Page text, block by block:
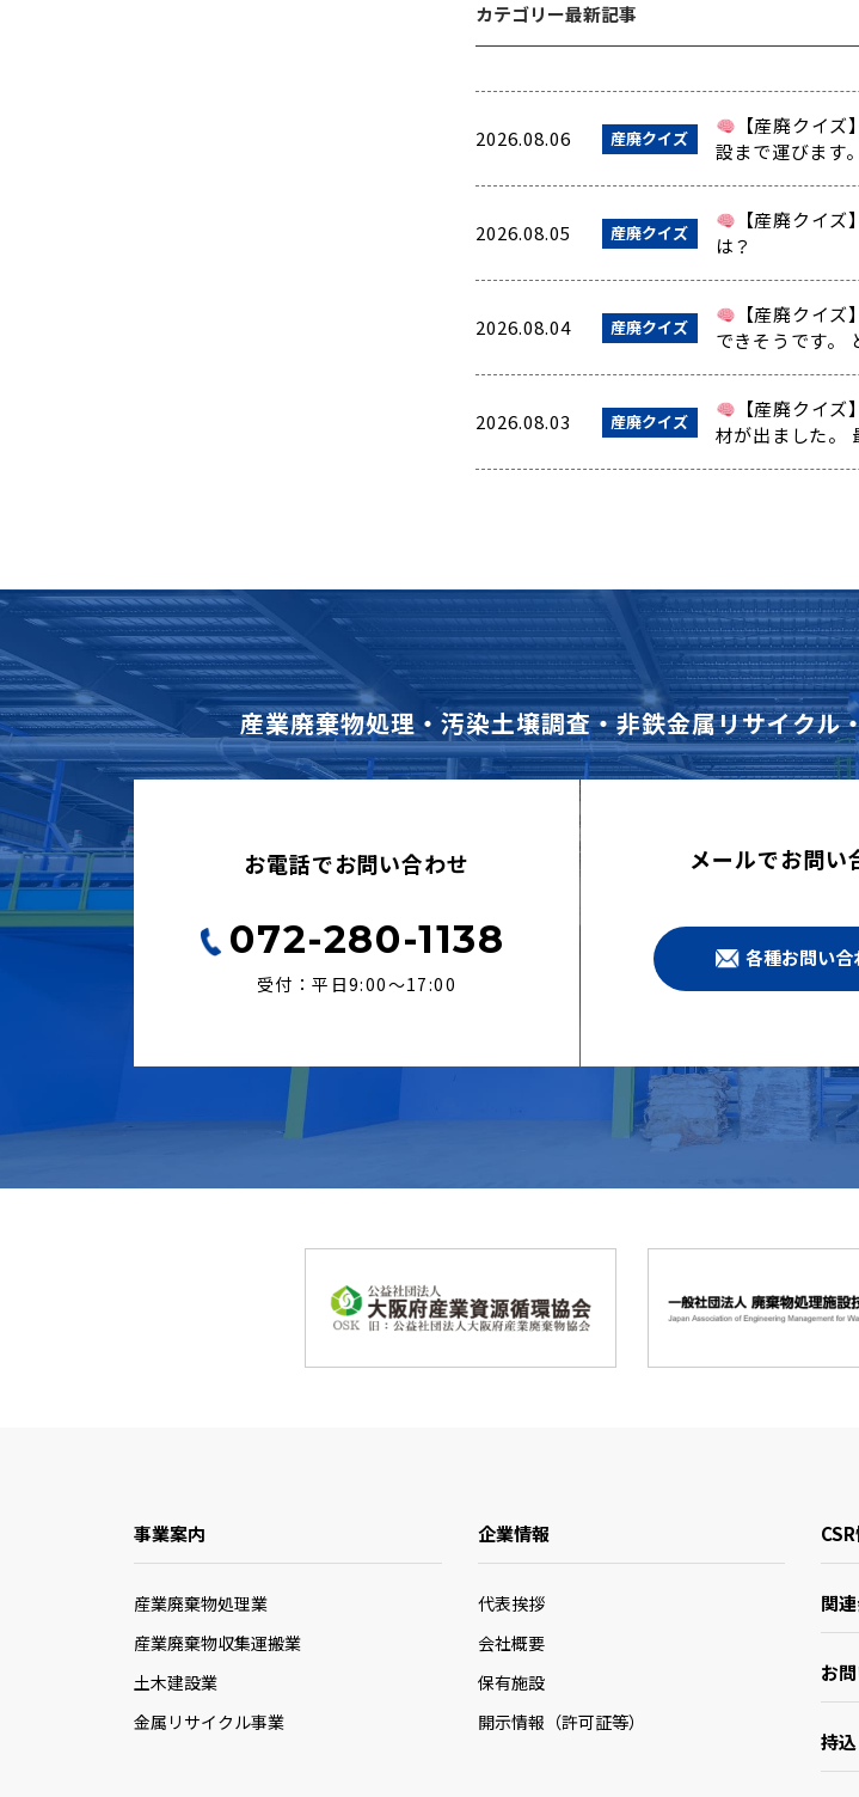
カテゴリー最新記事
2026.08.06 産廃クイズ 【産廃クイ
設まで運びます
2026.08.05 産廃クイズ 【産廃クイ
は？
2026.08.04 産廃クイズ 【産廃クイ
できそうです。
2026.08.03 産廃クイズ 【産廃クイ
材が出ました。
産業廃棄物処理・汚染土壌調査・非鉄金属リサイクル
お電話でお問い合わせ
072-280-1138
受付：平日9:00〜17:00
メールでお問い
各種お問い合
事業案内
産業廃棄物処理業
産業廃棄物収集運搬業
土木建設業
金属リサイクル事業
企業情報
代表挨拶
会社概要
保有施設
開示情報（許可証等）
関
お
持